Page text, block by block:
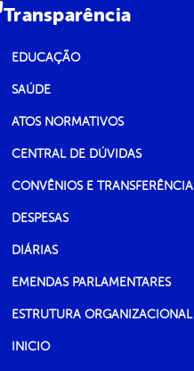
Transparência
EDUCAÇÃO
SAÚDE
ATOS NORMATIVOS
CENTRAL DE DÚVIDAS
CONVÊNIOS E
DESPESAS
DIÁRIAS
EMENDAS PARLAMENTARES
ESTRUTURA ORGANIZACIONAL
INICIO